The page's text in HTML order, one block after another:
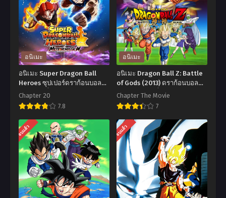
อนิเมะ
อนิเมะ Super Dragon Ball
Heroes ซุปเปอร์ดราก้อนบอล
ฮีโร่ ตอนที่1-20 ซับไทย
Chapter 20
7.8
อ
นิ
เมะ
Super
Dragon
Ball
อนิเมะ
อนิเมะ Dragon Ball Z: Battle
of Gods (2013) ดราก้อนบอล
แซด เดอะมูฟวี่ 14: ศึกสงคราม
เทพเจ้า พากย์ไทย
Chapter The Movie
7
อ
นิ
เมะ
Dragon
Ball
Z:
จบแล้ว จบแล้ว